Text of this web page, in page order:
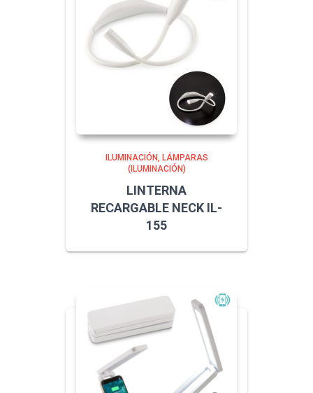
ILUMINACIÓN
LÁMPARAS
(ILUMINACIÓN)
LINTERNA
RECARGABLE NECK IL-
155